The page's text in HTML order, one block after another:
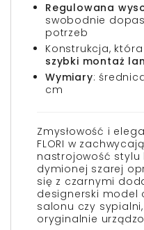
Regulowana
swobodnie
potrzeb
Konstrukcja,
szybki montaż
Wymiary:
cm
Zmysłowość i
FLORI w
nastrojowość stylu
dymionej szarej
się z czarnymi
designerski model
salonu czy
oryginalnie